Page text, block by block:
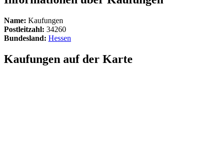
Name: Kaufungen
Postleitzahl: 34260
Bundesland: Hessen
Kaufungen auf der Karte